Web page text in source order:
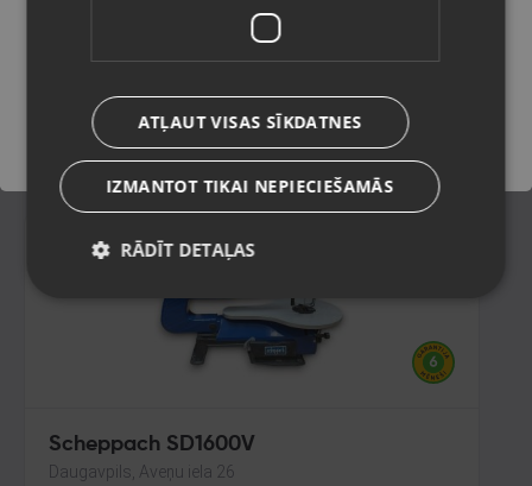
Stāvoklis Lietots (Garantija 6 mēneši)
150.00 €
6.82€/mēn.
Scheppach SD1600V
Daugavpils, Aveņu iela 26
Saglabāt
ATĻAUT VISAS SĪKDATNES
IZMANTOT TIKAI NEPIECIEŠAMĀS
RĀDĪT DETAĻAS